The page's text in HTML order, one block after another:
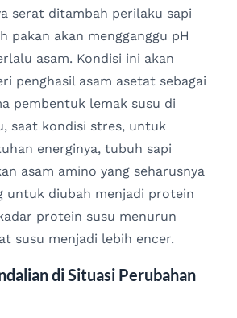
serat ditambah perilaku sapi
pakan akan mengganggu pH
asam. Kondisi ini akan
penghasil asam asetat sebagai
pembentuk lemak susu di
saat kondisi stres, untuk
energinya, tubuh sapi
asam amino yang seharusnya
untuk diubah menjadi protein
protein susu menurun
susu menjadi lebih encer.
di Situasi Perubahan